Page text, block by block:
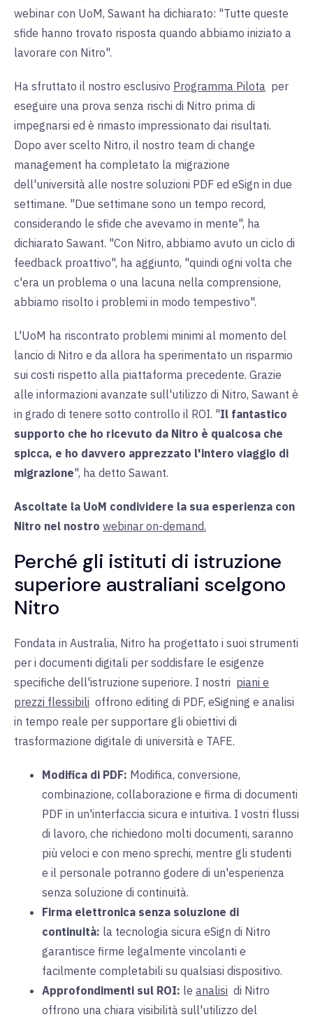
webinar con UoM, Sawant ha dichiarato: "Tutte queste
sfide hanno trovato risposta quando abbiamo iniziato a
lavorare con Nitro".
Ha sfruttato il nostro esclusivo Programma Pilota per
eseguire una prova senza rischi di Nitro prima di
impegnarsi ed è rimasto impressionato dai risultati.
Dopo aver scelto Nitro, il nostro team di change
management ha completato la migrazione
dell'università alle nostre soluzioni PDF ed eSign in due
settimane. "Due settimane sono un tempo record,
considerando le sfide che avevamo in mente", ha
dichiarato Sawant. "Con Nitro, abbiamo avuto un ciclo di
feedback proattivo", ha aggiunto, "quindi ogni volta che
c'era un problema o una lacuna nella comprensione,
abbiamo risolto i problemi in modo tempestivo".
L'UoM ha riscontrato problemi minimi al momento del
lancio di Nitro e da allora ha sperimentato un risparmio
sui costi rispetto alla piattaforma precedente. Grazie
alle informazioni avanzate sull'utilizzo di Nitro, Sawant è
in grado di tenere sotto controllo il ROI. "Il fantastico
supporto che ho ricevuto da Nitro è qualcosa che
spicca, e ho davvero apprezzato l'intero viaggio di
migrazione", ha detto Sawant.
Ascoltate la UoM condividere la sua esperienza con
Nitro nel nostro webinar on-demand.
Perché gli istituti di istruzione
superiore australiani scelgono
Nitro
Fondata in Australia, Nitro ha progettato i suoi strumenti
per i documenti digitali per soddisfare le esigenze
specifiche dell'istruzione superiore. I nostri piani e
prezzi flessibili offrono editing di PDF, eSigning e analisi
in tempo reale per supportare gli obiettivi di
trasformazione digitale di università e TAFE.
Modifica di PDF: Modifica, conversione,
combinazione, collaborazione e firma di documenti
PDF in un'interfaccia sicura e intuitiva. I vostri flussi
di lavoro, che richiedono molti documenti, saranno
più veloci e con meno sprechi, mentre gli studenti
e il personale potranno godere di un'esperienza
senza soluzione di continuità.
Firma elettronica senza soluzione di
continuità: la tecnologia sicura eSign di Nitro
garantisce firme legalmente vincolanti e
facilmente completabili su qualsiasi dispositivo.
Approfondimenti sul ROI: le analisi di Nitro
offrono una chiara visibilità sull'utilizzo del